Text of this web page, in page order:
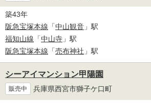
築43年
阪急宝塚本線 「中山観音 」駅
福知山線 「中山寺 」駅
阪急宝塚本線 「売布神社 」駅
シーアイマンション甲陽園
販売中 兵庫県西宮市獅子ケ口町